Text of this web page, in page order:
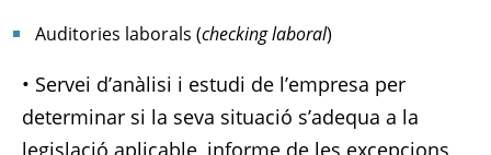
Auditories laborals (checking laboral)
• Servei d’anàlisi i estudi de l’empresa per
determinar si la seva situació s’adequa a la
legislació aplicable, informe de les excepcions